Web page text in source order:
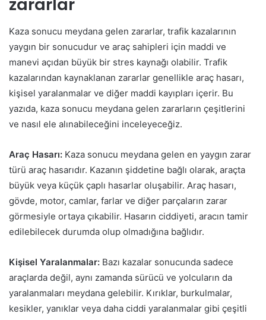
zararlar
Kaza sonucu meydana gelen zararlar, trafik kazalarının
yaygın bir sonucudur ve araç sahipleri için maddi ve
manevi açıdan büyük bir stres kaynağı olabilir. Trafik
kazalarından kaynaklanan zararlar genellikle araç hasarı,
kişisel yaralanmalar ve diğer maddi kayıpları içerir. Bu
yazıda, kaza sonucu meydana gelen zararların çeşitlerini
ve nasıl ele alınabileceğini inceleyeceğiz.
Araç Hasarı: Kaza sonucu meydana gelen en yaygın zarar
türü araç hasarıdır. Kazanın şiddetine bağlı olarak, araçta
büyük veya küçük çaplı hasarlar oluşabilir. Araç hasarı,
gövde, motor, camlar, farlar ve diğer parçaların zarar
görmesiyle ortaya çıkabilir. Hasarın ciddiyeti, aracın tamir
edilebilecek durumda olup olmadığına bağlıdır.
Kişisel Yaralanmalar: Bazı kazalar sonucunda sadece
araçlarda değil, aynı zamanda sürücü ve yolcuların da
yaralanmaları meydana gelebilir. Kırıklar, burkulmalar,
kesikler, yanıklar veya daha ciddi yaralanmalar gibi çeşitli